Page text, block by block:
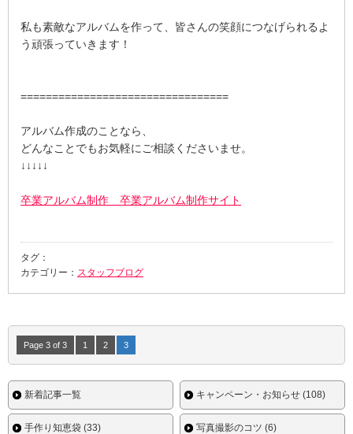
私も素敵なアルバムを作って、皆さんの笑顔につなげられるよ
う頑張っていきます！
=================================
アルバム作成のことなら、
どんなことでもお気軽にご相談くださいませ。
↓↓↓↓↓
卒業アルバム制作 卒業アルバム制作サイト
タグ：
カテゴリー： スタッフブログ
Page 3 of 3 1 2 3
新着記事一覧 キャンペーン・お知らせ (108)
手作り知恵袋 (33) 写真撮影のコツ (6)